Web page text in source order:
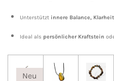
Unterstützt innere Balance,
Ideal als persönlicher Kraftstein
Neu